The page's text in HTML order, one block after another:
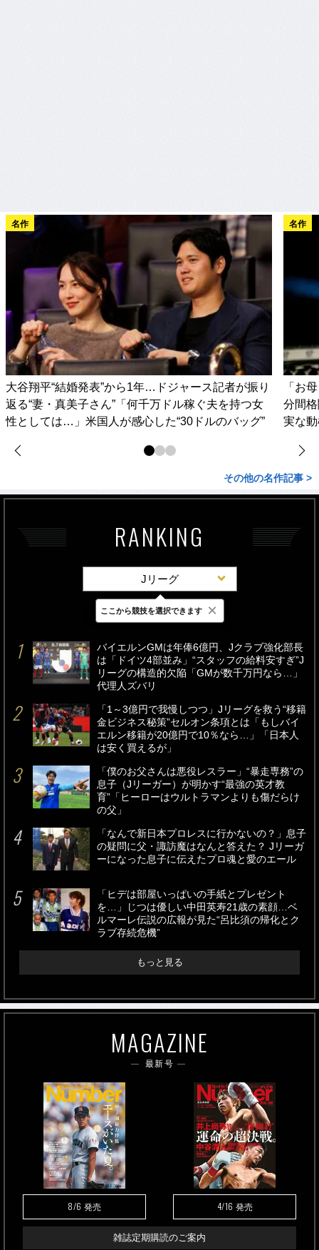
名作
大谷翔平“結婚発表”から1年…ドジャース記者が振り
返る“妻・真美子さん”「何千万ドル稼ぐ夫を持つ女
性としては…」米国人が感心した“30ドルのバッグ”
名作
「お
分間
実な
その他の名作記事 >
RANKING
Jリーグ
最新 24時間 週間
バイエルンGMは年俸6億円、Jクラブ強化部長
は「ドイツ4部並み」“スタッフの給料安すぎ”J
リーグの構造的欠陥「GMが数千万円なら…」
代理人ズバリ
「1～3億円で我慢しつつ」Jリーグを救う“移籍
金ビジネス秘策”セルオン条項とは「もしバイ
エルン移籍が20億円で10％なら…」「日本人
は安く買えるが」
「僕のお父さんは悪役レスラー」“暴走専務”の
息子（Jリーガー）が明かす“最強の英才教
育”「ヒーローはウルトラマンよりも傷だらけ
の父」
「なんで新日本プロレスに行かないの？」息子
の疑問に父・諏訪魔はなんと答えた？ Jリーガ
ーになった息子に伝えたプロ魂と愛のエール
「ヒデは部屋いっぱいの手紙とプレゼント
を…」じつは優しい中田英寿21歳の素顔…ベ
ルマーレ伝説の広報が見た“呂比須の帰化とク
ラブ存続危機”
もっと見る
MAGAZINE
最新号
8/6 発売 4/16 発売
雑誌定期購読のご案内
ここから競技を選択できます ×